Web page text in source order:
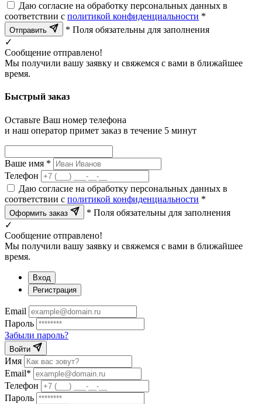
Даю согласие на обработку персональных данных в
соответствии с политикой конфиденциальности *
Отправить
* Поля обязательны для заполнения
✓
Сообщение отправлено!
Мы получили вашу заявку и свяжемся с вами в ближайшее
время.
Быстрый заказ
Оставьте Ваш номер телефона
и наш оператор примет заказ в течение 5 минут
Ваше имя *
Телефон
Даю согласие на обработку персональных данных в
соответствии с политикой конфиденциальности *
Оформить заказ
* Поля обязательны для заполнения
✓
Сообщение отправлено!
Мы получили вашу заявку и свяжемся с вами в ближайшее
время.
Вход
Регистрация
Email
Пароль
Забыли пароль?
Войти
Имя
Email*
Телефон
Пароль